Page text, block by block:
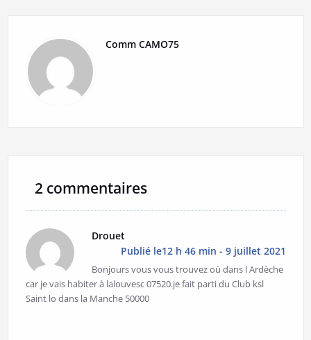
Comm CAMO75
2 commentaires
Drouet
Publié le12 h 46 min - 9 juillet 2021
Bonjours vous vous trouvez où dans l Ardèche
car je vais habiter à lalouvesc 07520.je fait parti du Club ksl
Saint lo dans la Manche 50000